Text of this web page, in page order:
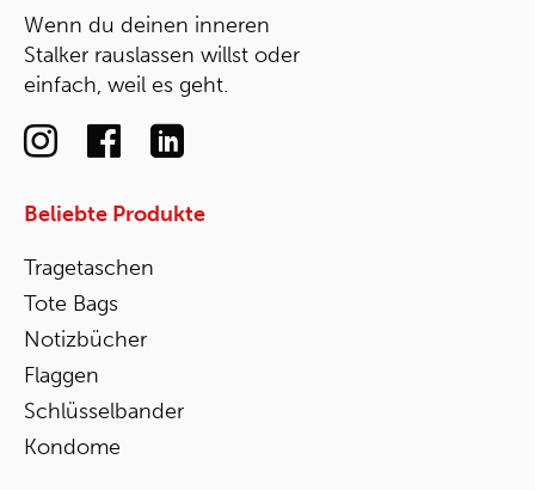
Wenn du deinen inneren
Stalker rauslassen willst oder
einfach, weil es geht.
Beliebte Produkte
Tragetaschen
Tote Bags
Notizbücher
Flaggen
Schlüsselbander
Kondome